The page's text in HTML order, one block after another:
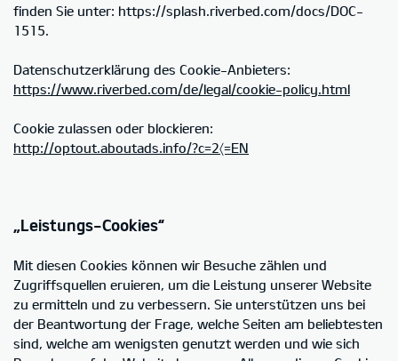
finden Sie unter: https://splash.riverbed.com/docs/DOC-
1515.
Datenschutzerklärung des Cookie-Anbieters:
https://www.riverbed.com/de/legal/cookie-policy.html
Cookie zulassen oder blockieren:
http://optout.aboutads.info/?c=2〈=EN
„Leistungs-Cookies“
Mit diesen Cookies können wir Besuche zählen und
Zugriffsquellen eruieren, um die Leistung unserer Website
zu ermitteln und zu verbessern. Sie unterstützen uns bei
der Beantwortung der Frage, welche Seiten am beliebtesten
sind, welche am wenigsten genutzt werden und wie sich